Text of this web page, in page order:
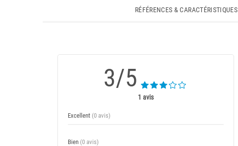
RÉFÉRENCES & CARACTÉRISTIQUES
3/5
1 avis
Excellent (0 avis)
Bien (0 avis)